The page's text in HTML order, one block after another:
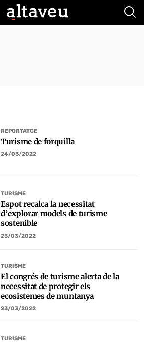
REPORTATGE
Turisme de forquilla
24/03/2022
TURISME
Espot recalca la necessitat
d’explorar models de turisme
sostenible
23/03/2022
TURISME
El congrés de turisme alerta de la
necessitat de protegir els
ecosistemes de muntanya
23/03/2022
TURISME